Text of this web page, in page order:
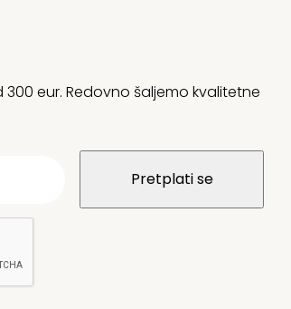
eur. Redovno šaljemo kvalitetne